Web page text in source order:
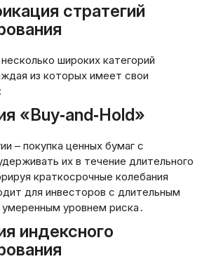
стратегий
широких категорий
из которых имеет свои
«Buy‑and‑Hold»
– покупка ценных бумаг с
их в течение длительного
краткосрочные колебания
для инвесторов с длительным
уровнем риска․
индексного